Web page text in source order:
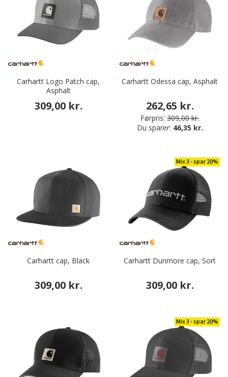
Carhartt Logo Patch cap,
Asphalt
309,00 kr.
Carhartt Odessa cap, Asphalt
262,65 kr.
Førpris: 309,00 kr.
Du sparer: 46,35 kr.
Carhartt cap, Black
309,00 kr.
Mix 3 - spar 20%
Carhartt Dunmore cap, Sort
309,00 kr.
Mix 3 - spar 20%